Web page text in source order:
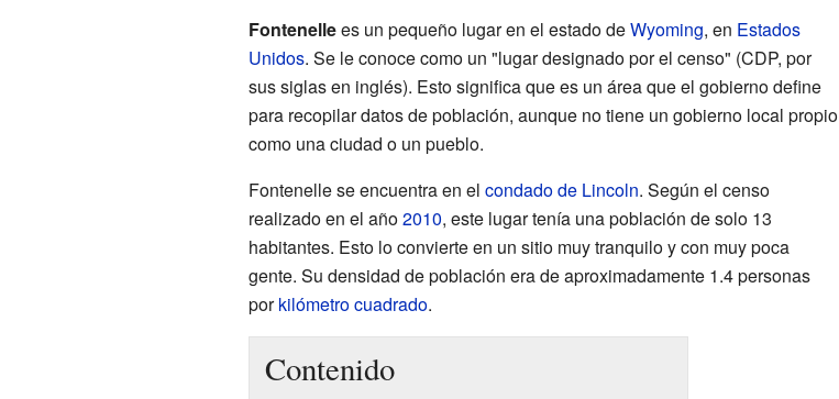
Fontenellees un pequeño lugar en el estado deWyoming, en Estados
Unidos. Se le conoce como un "lugar designado por el censo" (CDP, por
sus siglas en inglés). Esto significa que es un área que el gobierno define
para recopilar datos de población, aunque no tiene un gobierno local propio
como una ciudad o un pueblo.
Fontenelle se encuentra en el condado de Lincoln. Según el censo
realizado en el año2010, este lugar tenía una población de solo 13
habitantes. Esto lo convierte en un sitio muy tranquilo y con muy poca
gente. Su densidad de población era de aproximadamente 1.4 personas
porkilómetro cuadrado.
Contenido